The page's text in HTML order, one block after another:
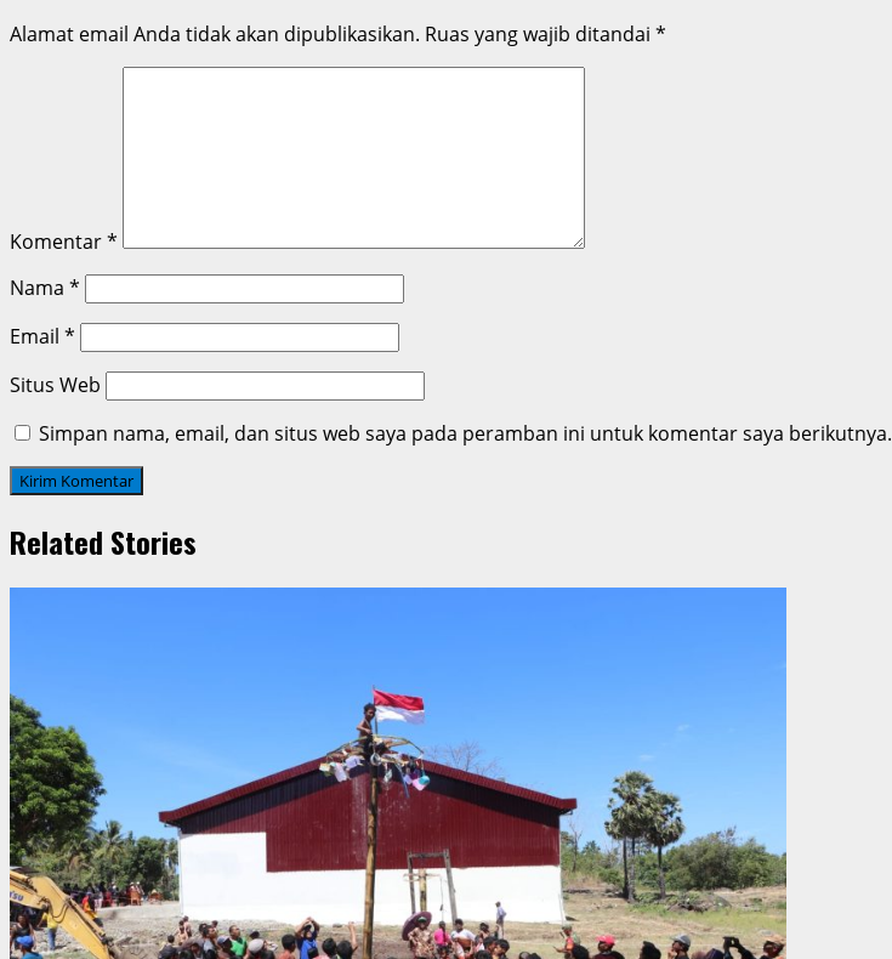
Alamat email Anda tidak akan dipublikasikan. Ruas yang wajib ditandai *
Komentar*
Nama *
Email *
Situs Web
Simpan nama, email, dan situs web saya pada peramban ini untuk komentar saya berikutnya.
Related Stories